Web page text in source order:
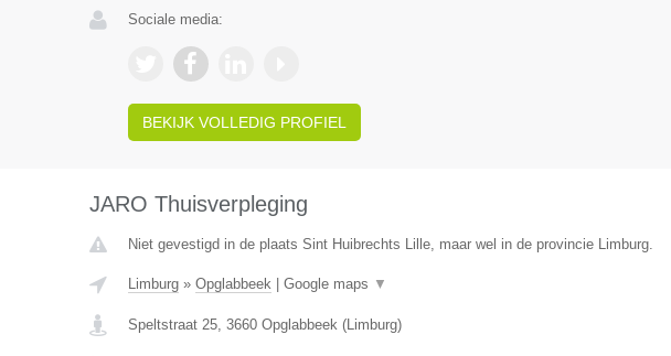
Sociale media:
BEKIJK VOLLEDIG PROFIEL
JARO Thuisverpleging
Niet gevestigd in de plaats Sint Huibrechts Lille, maar wel in de provincie Limburg.
Limburg» Opglabbeek| Google maps ▼
Speltstraat 25, 3660 Opglabbeek(Limburg)